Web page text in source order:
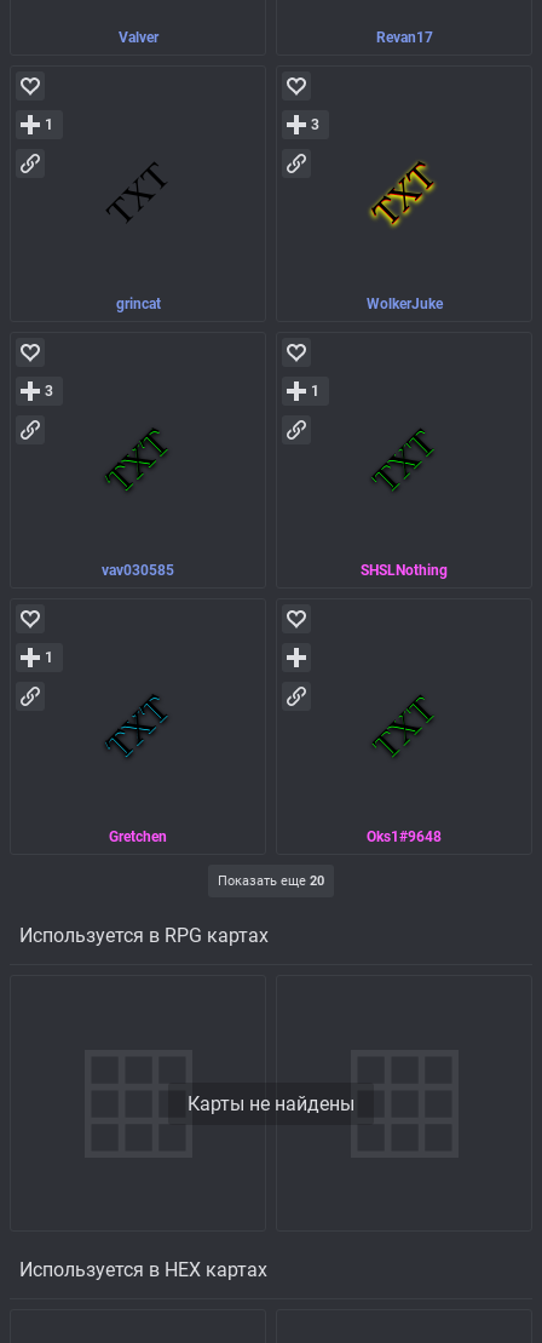
Valver Revan17
grincat
1
WolkerJuke
3
vav030585
3
SHSLNothing
1
Gretchen
1
Oks1#9648
Показать еще 20
Используется в RPG картах
Карты не найдены
Используется в HEX картах